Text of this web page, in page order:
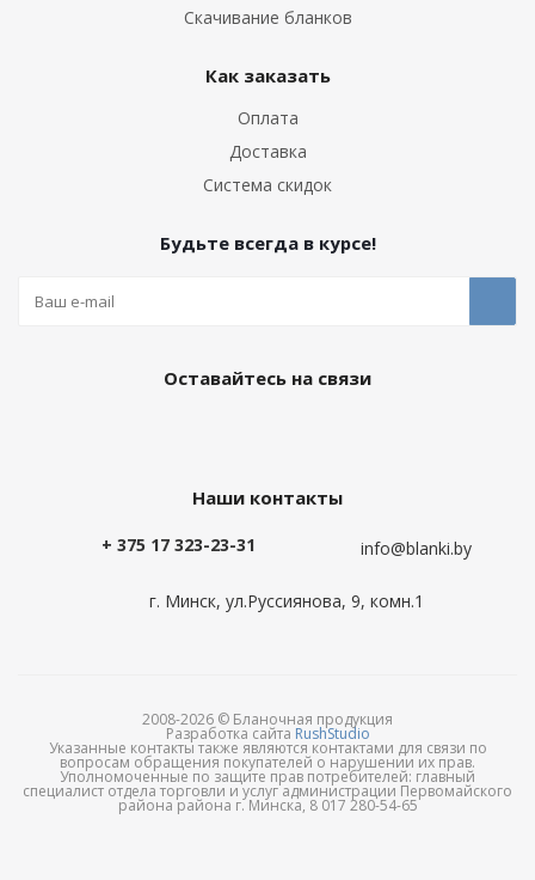
Скачивание бланков
Как заказать
Оплата
Доставка
Система скидок
Будьте всегда в курсе!
Оставайтесь на связи
Наши контакты
+ 375 17 323-23-31 info@blanki.by
г. Минск, ул.Руссиянова, 9, комн.1
2008-2026 © Бланочная продукция
Разработка сайта RushStudio
Указанные контакты также являются контактами для связи по
вопросам обращения покупателей о нарушении их прав.
Уполномоченные по защите прав потребителей: главный
специалист отдела торговли и услуг администрации Первомайского
района района г. Минска, 8 017 280-54-65